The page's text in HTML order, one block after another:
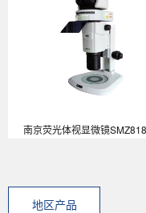
南京荧光体视显微镜
地区产品